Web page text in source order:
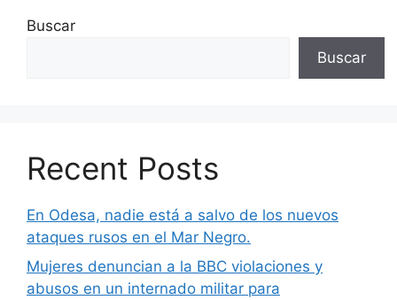
Buscar
Buscar
Recent Posts
En Odesa, nadie está a salvo de los nuevos
ataques rusos en el Mar Negro.
Mujeres denuncian a la BBC violaciones y
abusos en un internado militar para